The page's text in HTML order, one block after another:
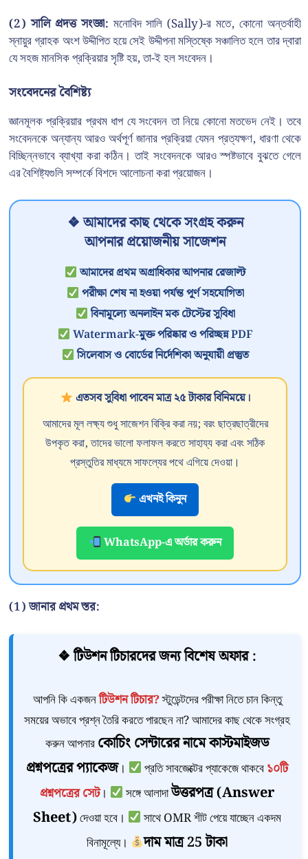
(2)সালি প্রদত্ত সংজ্ঞা: মনোবিদ সালি (Sally)-র মতে, কোনো অন্তর্বাহী
স্নায়ুর গ্রাহক অংশ উদ্দীপিত হয়ে সেই উদ্দীপনা মস্তিষ্কে সঞ্চালিত হলে তার দ্বারা
যে সহজ মানসিক প্রক্রিয়ার সৃষ্টি হয়, তা-ই হল সংবেদন।
সংবেদনের বৈশিষ্ট্য
জ্ঞানমূলক প্রক্রিয়ার প্রথম ধাপ যে সংবেদন তা নিয়ে কোনো মতভেদ নেই। তবে
সংবেদনকে অন্যান্য আরও অর্থপূর্ণ জানার প্রক্রিয়া যেমন প্রত্যক্ষণ, ধারণা থেকে
বিচ্ছিন্নভাবে ব্যাখ্যা করা কঠিন। তাই সংবেদনকে আরও স্পষ্টভাবে বুঝতে গেলে
এর বৈশিষ্ট্যগুলি সম্পর্কে বিশদে আলোচনা করা প্রয়োজন।
❖ আমাদের কাছ থেকে সংগ্রহ করুন
আপনার প্রয়োজনীয় সাজেশন
আমাদের প্রথম অগ্রাধিকার আপনার রেজাল্ট
পরীক্ষা শেষ না হওয়া পর্যন্ত পূর্ণ সহযোগিতা
বিনামূল্যে অনলাইন মক টেস্টের সুবিধা
Watermark-মুক্ত পরিষ্কার ও পরিচ্ছন্ন PDF
সিলেবাস ও বোর্ডের নির্দেশিকা অনুযায়ী প্রস্তুত
এতসব সুবিধা পাবেন মাত্র ২৫ টাকার বিনিময়ে।
আমাদের মূল লক্ষ্য শুধু সাজেশন বিক্রি করা নয়; বরং ছাত্রছাত্রীদের
উপকৃত করা, তাদের ভালো ফলাফল করতে সাহায্য করা এবং সঠিক
প্রস্তুতির মাধ্যমে সাফল্যের পথে এগিয়ে দেওয়া।
এখনই কিনুন
WhatsApp-এ অর্ডার করুন
(1)জানার প্রথম স্তর:
❖ টিউশন টিচারদের জন্য বিশেষ অফার :
আপনি কি একজনটিউশন টিচার?স্টুডেন্টদের পরীক্ষা নিতে চান কিন্তু
সময়ের অভাবে প্রশ্ন তৈরি করতে পারছেন না? আমাদের কাছ থেকে সংগ্রহ
করুন আপনারকোচিং সেন্টারের নামে কাস্টমাইজড
প্রশ্নপত্রের প্যাকেজ। প্রতি সাবজেক্টের প্যাকেজে থাকবে১০টি
প্রশ্নপত্রের সেট। সঙ্গে আলাদাউত্তরপত্র (Answer
Sheet)দেওয়া হবে।
সাথে OMR শীট পেয়ে যাচ্ছেন একদম
বিনামূল্যে।
দাম মাত্র 25 টাকা